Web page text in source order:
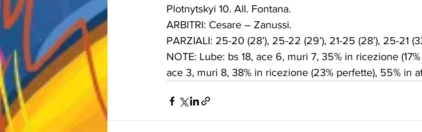
Plotnytskyi 10. All. Fontana.
ARBITRI: Cesare – Zanussi.
PARZIALI: 25-20 (28’), 25-22 (29’), 21-25 (28’), 25-21
NOTE: Lube: bs 18, ace 6, muri 7, 35% in ricezione
ace 3, muri 8, 38% in ricezione (23% perfette), 55% in